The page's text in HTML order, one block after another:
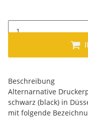
Beschreibung
Alternarnative
schwarz (black) in
mit folgende